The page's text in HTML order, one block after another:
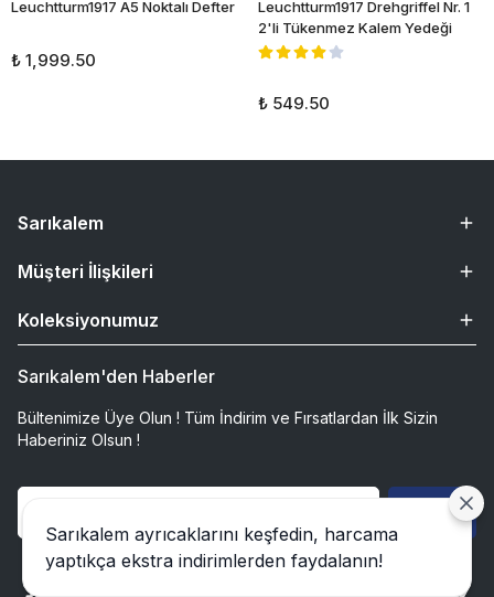
Leuchtturm1917 A5 Noktalı Defter
₺ 1,999.50
Leuchtturm1917 Drehgriffel Nr. 1
2'li Tükenmez Kalem Yedeği
₺ 549.50
Sarıkalem
Müşteri İlişkileri
Koleksiyonumuz
Sarıkalem'den Haberler
Bültenimize Üye Olun ! Tüm İndirim ve Fırsatlardan İlk Sizin
Haberiniz Olsun !
Gönder
Sarıkalem ayrıcaklarını keşfedin, harcama
yaptıkça ekstra indirimlerden faydalanın!